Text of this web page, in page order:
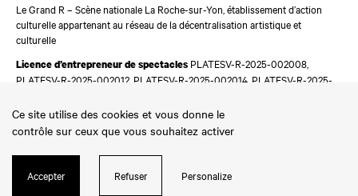
Le Grand R – Scène nationale La Roche-sur-Yon, établissement d’action
culturelle appartenant au réseau de la décentralisation artistique et
culturelle
Licence d’entrepreneur de spectacles PLATESV-R-2025-002008,
PLATESV-R-2025-002012, PLATESV-R-2025-002014, PLATESV-R-2025-
Ce site utilise des cookies et vous donne le
contrôle sur ceux que vous souhaitez activer
Accepter Refuser Personalize